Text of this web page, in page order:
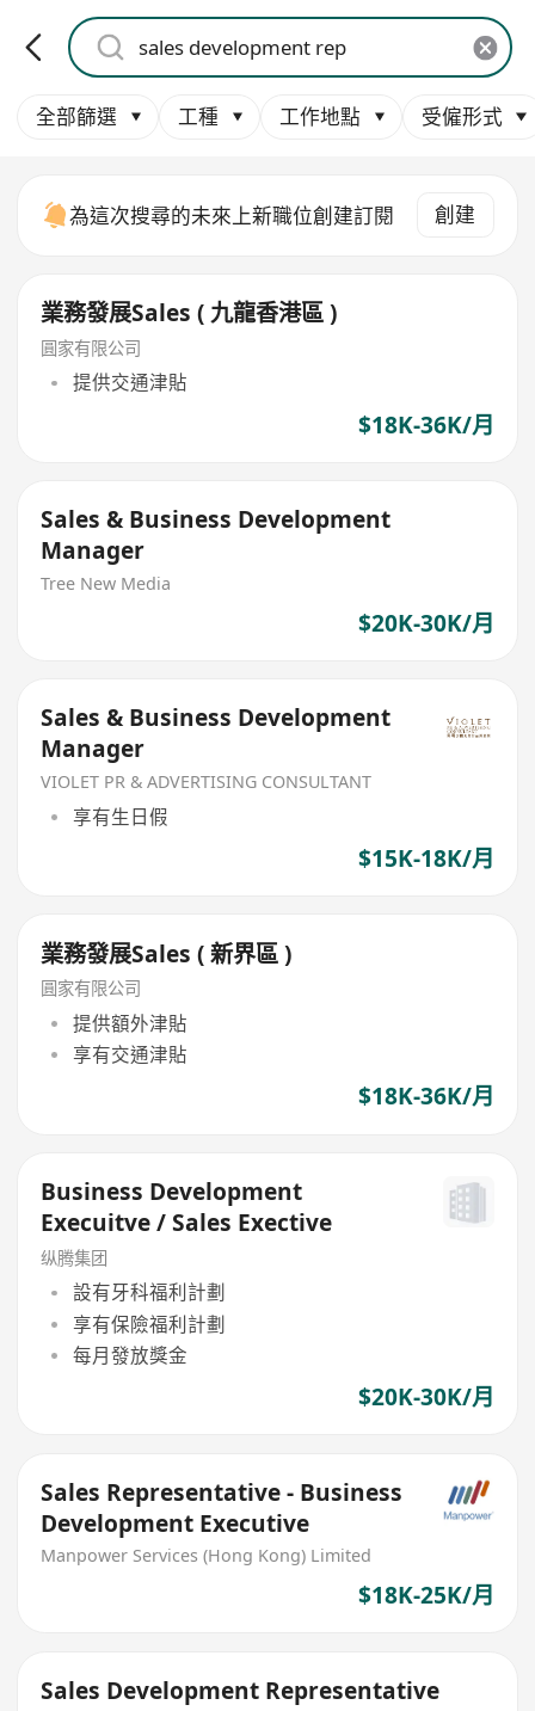
全部篩選 工種 工作地點 受僱形式
為這次搜尋的未來上新職位創建訂閱 創建
業務發展Sales ( 九龍香港區 )
圓家有限公司
提供交通津貼
$18K-36K/月
Sales & Business Development
Manager
Tree New Media
$20K-30K/月
Sales & Business Development
Manager
VIOLET PR & ADVERTISING CONSULTANT
享有生日假
$15K-18K/月
業務發展Sales ( 新界區 )
圓家有限公司
提供額外津貼
享有交通津貼
$18K-36K/月
Business Development
Execuitve / Sales Exective
纵腾集团
設有牙科福利計劃
享有保險福利計劃
每月發放獎金
$20K-30K/月
Sales Representative - Business
Development Executive
Manpower Services (Hong Kong) Limited
$18K-25K/月
Sales Development Representative